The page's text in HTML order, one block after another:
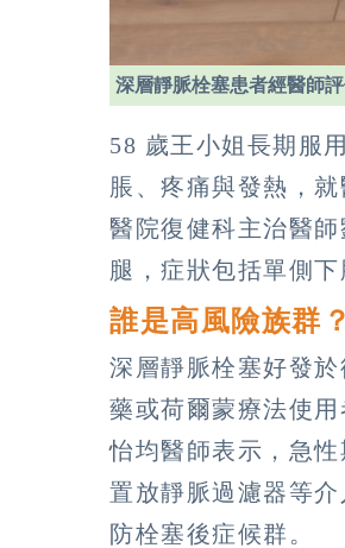
深層靜脈栓塞患者經醫師
58 歲王小姐長期服
脹、疼痛與發熱，
醫院復健科主治醫
腿，症狀包括單側
誰是高風險族群
深層靜脈栓塞好發
藥或荷爾蒙療法使
怡均醫師表示，急
置放靜脈過濾器等
防栓塞後症候群。